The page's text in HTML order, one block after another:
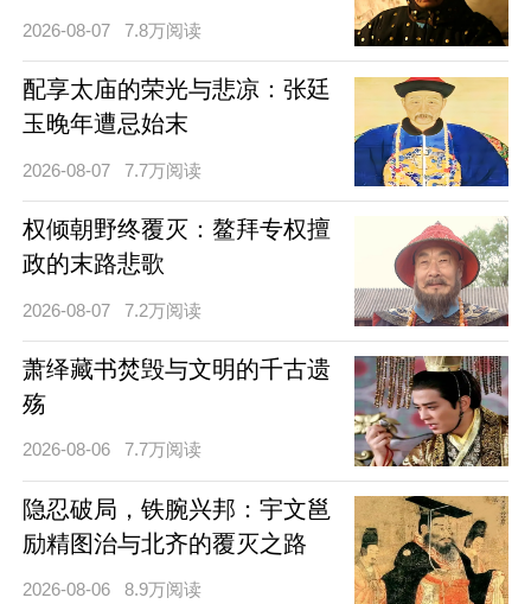
2026-08-07 7.8万阅读
配享太庙的荣光与悲凉：张廷
玉晚年遭忌始末
2026-08-07 7.7万阅读
权倾朝野终覆灭：鳌拜专权擅
政的末路悲歌
2026-08-07 7.2万阅读
萧绎藏书焚毁与文明的千古遗
殇
2026-08-06 7.7万阅读
隐忍破局，铁腕兴邦：宇文邕
励精图治与北齐的覆灭之路
2026-08-06 8.9万阅读